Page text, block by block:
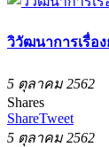
วิวัฒนาการเรื่อ
5 ตุลาคม 2562
Shares
ShareTweet
5 ตุลาคม 2562